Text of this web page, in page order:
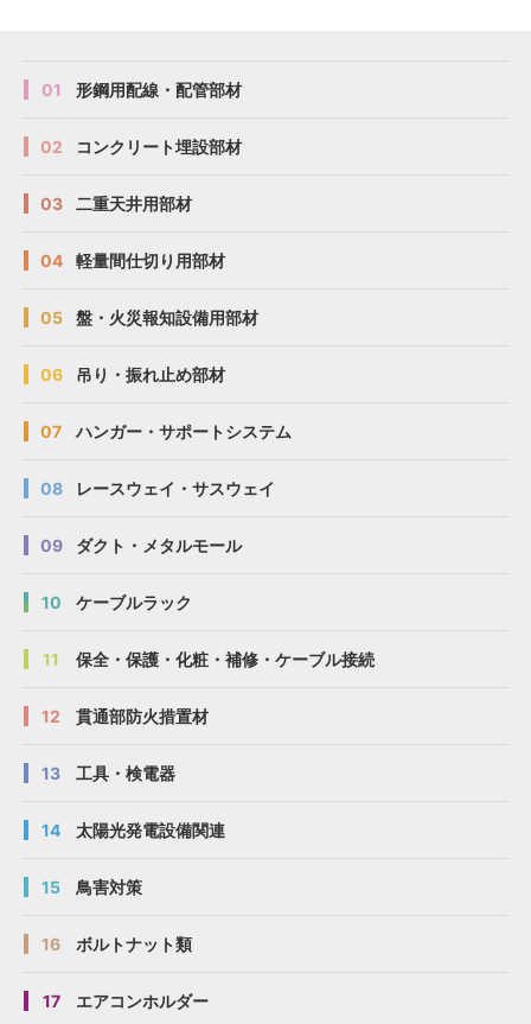
01 形鋼用配線・配管部材
02 コンクリート埋設部材
03 二重天井用部材
04 軽量間仕切り用部材
05 盤・火災報知設備用部材
06 吊り・振れ止め部材
07 ハンガー・サポートシステム
08 レースウェイ・サスウェイ
09 ダクト・メタルモール
10 ケーブルラック
11 保全・保護・化粧・補修・ケーブル接続
12 貫通部防火措置材
13 工具・検電器
14 太陽光発電設備関連
15 鳥害対策
16 ボルトナット類
17 エアコンホルダー